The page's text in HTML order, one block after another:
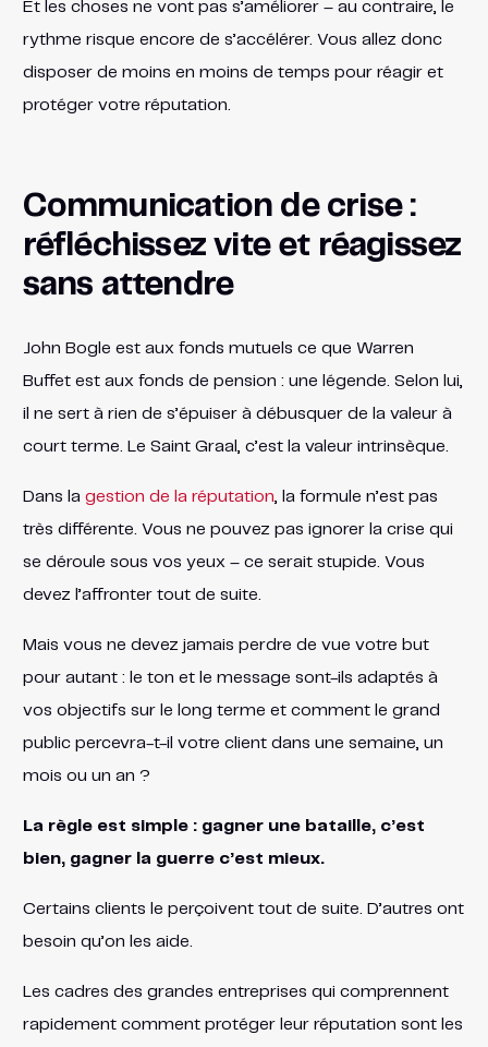
Et les choses ne vont pas s’améliorer – au contraire, le
rythme risque encore de s’accélérer. Vous allez donc
disposer de moins en moins de temps pour réagir et
protéger votre réputation.
Communication de crise :
réfléchissez vite et réagissez
sans attendre
John Bogle est aux fonds mutuels ce que Warren
Buffet est aux fonds de pension : une légende. Selon lui,
il ne sert à rien de s’épuiser à débusquer de la valeur à
court terme. Le Saint Graal, c’est la valeur intrinsèque.
Dans la gestion de la réputation , la formule n’est pas
très différente. Vous ne pouvez pas ignorer la crise qui
se déroule sous vos yeux – ce serait stupide. Vous
devez l’affronter tout de suite.
Mais vous ne devez jamais perdre de vue votre but
pour autant : le ton et le message sont-ils adaptés à
vos objectifs sur le long terme et comment le grand
public percevra-t-il votre client dans une semaine, un
mois ou un an ?
La règle est simple : gagner une bataille, c’est
bien, gagner la guerre c’est mieux.
Certains clients le perçoivent tout de suite. D’autres ont
besoin qu’on les aide.
Les cadres des grandes entreprises qui comprennent
rapidement comment protéger leur réputation sont les